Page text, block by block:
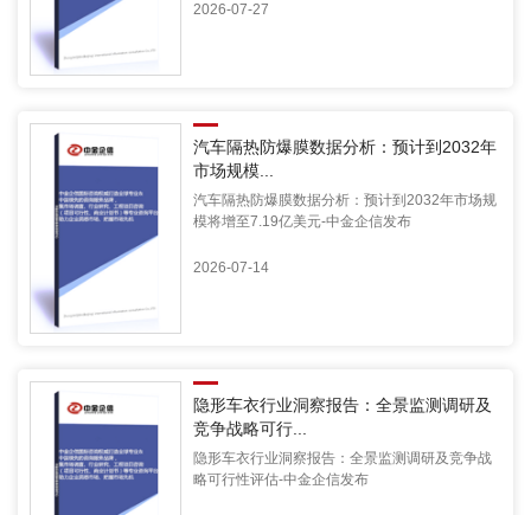
2026-07-27
汽车隔热防爆膜数据分析：预计到2032年
市场规模...
汽车隔热防爆膜数据分析：预计到2032年市场规
模将增至7.19亿美元-中金企信发布
2026-07-14
隐形车衣行业洞察报告：全景监测调研及
竞争战略可行...
隐形车衣行业洞察报告：全景监测调研及竞争战
略可行性评估-中金企信发布